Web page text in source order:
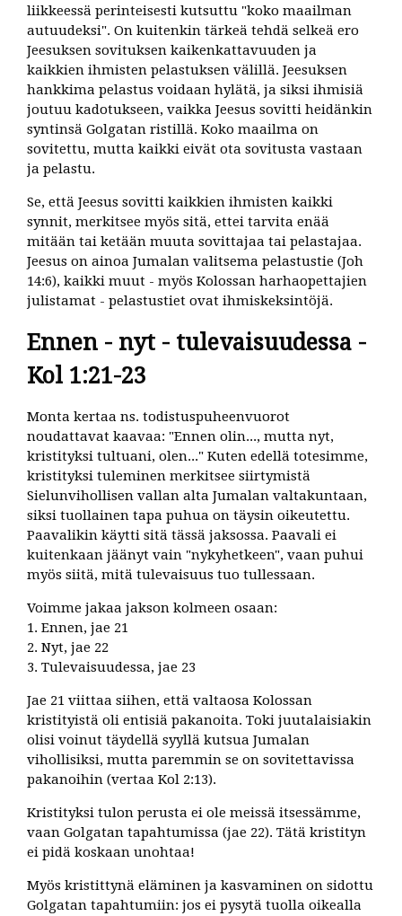
liikkeessä perinteisesti kutsuttu "koko maailman
autuudeksi". On kuitenkin tärkeä tehdä selkeä ero
Jeesuksen sovituksen kaikenkattavuuden ja
kaikkien ihmisten pelastuksen välillä. Jeesuksen
hankkima pelastus voidaan hylätä, ja siksi ihmisiä
joutuu kadotukseen, vaikka Jeesus sovitti heidänkin
syntinsä Golgatan ristillä. Koko maailma on
sovitettu, mutta kaikki eivät ota sovitusta vastaan
ja pelastu.
Se, että Jeesus sovitti kaikkien ihmisten kaikki
synnit, merkitsee myös sitä, ettei tarvita enää
mitään tai ketään muuta sovittajaa tai pelastajaa.
Jeesus on ainoa Jumalan valitsema pelastustie (Joh
14:6), kaikki muut - myös Kolossan harhaopettajien
julistamat - pelastustiet ovat ihmiskeksintöjä.
Ennen - nyt - tulevaisuudessa -
Kol 1:21-23
Monta kertaa ns. todistuspuheenvuorot
noudattavat kaavaa: "Ennen olin..., mutta nyt,
kristityksi tultuani, olen..." Kuten edellä totesimme,
kristityksi tuleminen merkitsee siirtymistä
Sielunvihollisen vallan alta Jumalan valtakuntaan,
siksi tuollainen tapa puhua on täysin oikeutettu.
Paavalikin käytti sitä tässä jaksossa. Paavali ei
kuitenkaan jäänyt vain "nykyhetkeen", vaan puhui
myös siitä, mitä tulevaisuus tuo tullessaan.
Voimme jakaa jakson kolmeen osaan:
1. Ennen, jae 21
2. Nyt, jae 22
3. Tulevaisuudessa, jae 23
Jae 21 viittaa siihen, että valtaosa Kolossan
kristityistä oli entisiä pakanoita. Toki juutalaisiakin
olisi voinut täydellä syyllä kutsua Jumalan
vihollisiksi, mutta paremmin se on sovitettavissa
pakanoihin (vertaa Kol 2:13).
Kristityksi tulon perusta ei ole meissä itsessämme,
vaan Golgatan tapahtumissa (jae 22). Tätä kristityn
ei pidä koskaan unohtaa!
Myös kristittynä eläminen ja kasvaminen on sidottu
Golgatan tapahtumiin: jos ei pysytä tuolla oikealla